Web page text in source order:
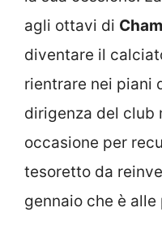
agli ottavi di
diventare il
rientrare nei piani
dirigenza del club
occasione per
tesoretto da
gennaio che è alle